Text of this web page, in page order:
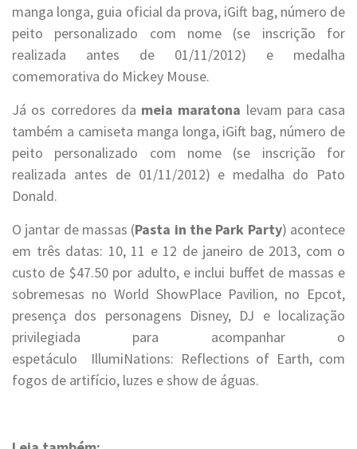
manga longa, guia oficial da prova, iGift bag, número de
peito personalizado com nome (se inscrição for
realizada antes de 01/11/2012) e medalha
comemorativa do Mickey Mouse.
Já os corredores da meia maratona levam para casa
também a camiseta manga longa, iGift bag, número de
peito personalizado com nome (se inscrição for
realizada antes de 01/11/2012) e medalha do Pato
Donald.
O jantar de massas (Pasta in the Park Party) acontece
em três datas: 10, 11 e 12 de janeiro de 2013, com o
custo de $47.50 por adulto, e inclui buffet de massas e
sobremesas no World ShowPlace Pavilion, no Epcot,
presença dos personagens Disney, DJ e localização
privilegiada para acompanhar o
espetáculo IllumiNations: Reflections of Earth, com
fogos de artifício, luzes e show de águas.